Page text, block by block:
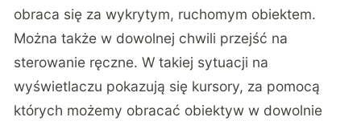
obraca się za wykrytym, ruchomym obiektem.
Można także w dowolnej chwili przejść na
sterowanie ręczne. W takiej sytuacji na
wyświetlaczu pokazują się kursory, za pomocą
których możemy obracać obiektyw w dowolnie